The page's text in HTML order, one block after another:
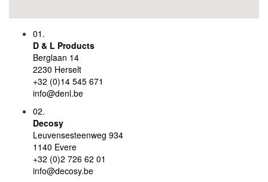
01.
D & L Products
Berglaan 14
2230 Herselt
+32 (0)14 545 671
info@denl.be
02.
Decosy
Leuvensesteenweg 934
1140 Evere
+32 (0)2 726 62 01
info@decosy.be